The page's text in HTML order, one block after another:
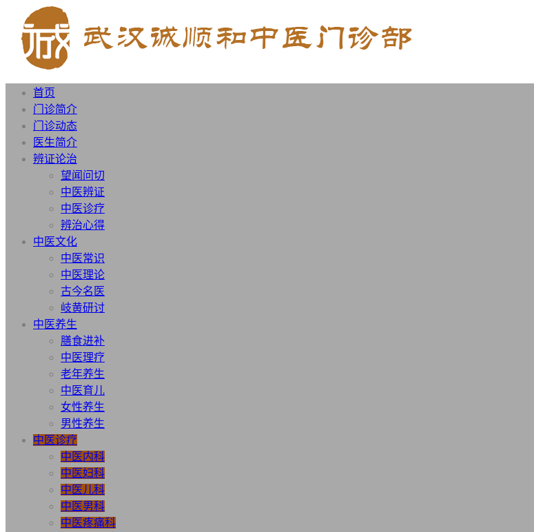
首页
门诊简介
门诊动态
医生简介
辨证论治
望闻问切
中医辨证
中医诊疗
辨治心得
中医文化
中医常识
中医理论
古今名医
岐黄研讨
中医养生
膳食进补
中医理疗
老年养生
中医育儿
女性养生
男性养生
中医诊疗
中医内科
中医妇科
中医儿科
中医男科
中医疼痛科